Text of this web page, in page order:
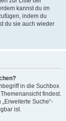
kannst du im
indem du
du sie auch wieder
in die Suchbox
findest.
Suche“-
ist.